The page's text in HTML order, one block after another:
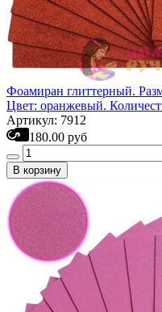
Фоамиран глиттерный.
Цвет: оранжевый.
Артикул: 7912
180.00 руб
В корзину